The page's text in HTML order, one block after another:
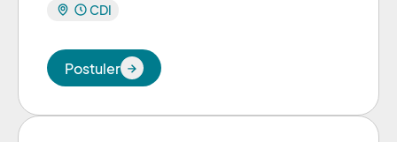
CDI
Postuler
Postuler